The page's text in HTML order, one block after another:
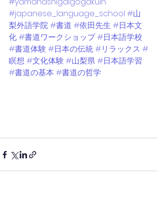
#japanese_language_school #山
梨外語学院#書道 #依田先生#日本文
化#書道ワークショップ#日本語学校
#書道体験 #日本の伝統#リラックス #
瞑想#文化体験 #山梨県#日本語学習
#書道の基本 #書道の哲学